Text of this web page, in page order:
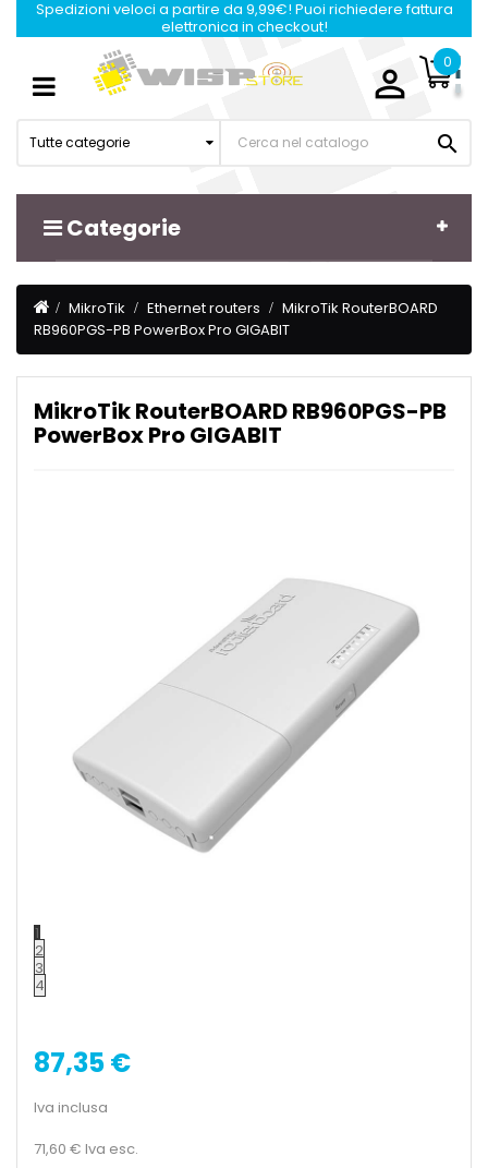
Spedizioni veloci a partire da 9,99€! Puoi richiedere fattura
elettronica in checkout!

0
Tutte categorie 
Categorie
Toggle
MikroTik Ethernet routers
MikroTik RouterBOARD
RB960PGS-PB PowerBox Pro GIGABIT
MikroTik RouterBOARD RB960PGS-PB
PowerBox Pro GIGABIT
1
2
3
4
87,35 €
Iva inclusa
71,60 € Iva esc.